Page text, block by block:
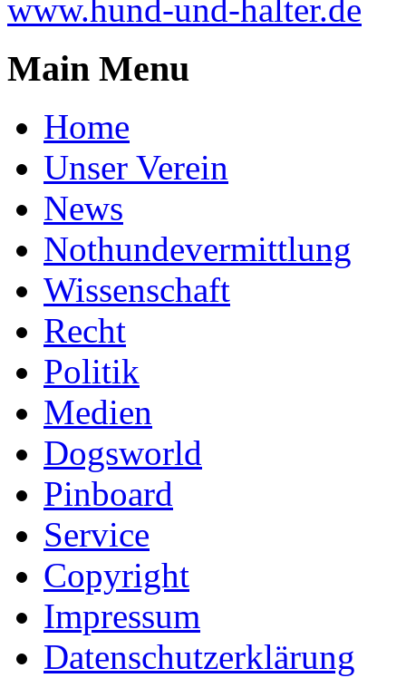
www.hund-und-halter.de
Main Menu
Home
Unser Verein
News
Nothundevermittlung
Wissenschaft
Recht
Politik
Medien
Dogsworld
Pinboard
Service
Copyright
Impressum
Datenschutzerklärung